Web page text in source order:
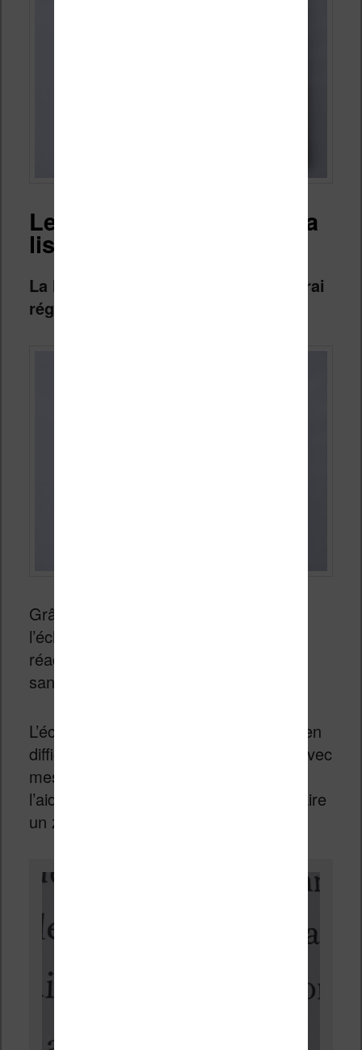
Lecture des ebooks sur la
liseuse
La lecture sur cette liseuse est un vrai
régal !
Grâce à l’écran et sa précision, à
l’éclairage progressif et à la bonne
réactivité de la machine, on se plonge
sans problème dans ses livres.
L’écran est tellement propre qu’il est bien
difficile d’apercevoir les pixels (en fait avec
mes yeux, je n’y suis pas arrivé sans
l’aide d’un appareil photo capable de faire
un zoom).